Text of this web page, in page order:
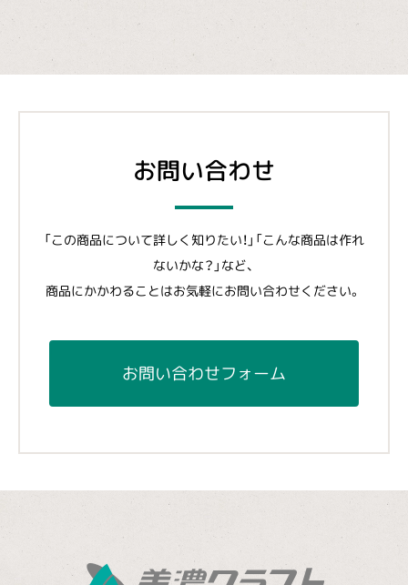
お問い合わせ
「この商品について詳しく知りたい！」「こんな商品は作れ
ないかな？」など、
商品にかかわることはお気軽にお問い合わせください。
お問い合わせフォーム